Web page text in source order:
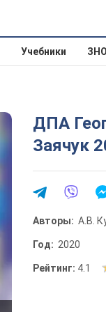
Учебники ЗНО
ДПА
Заячук
Авторы: А.В.
Год: 2020
Рейтинг: 4.1
О